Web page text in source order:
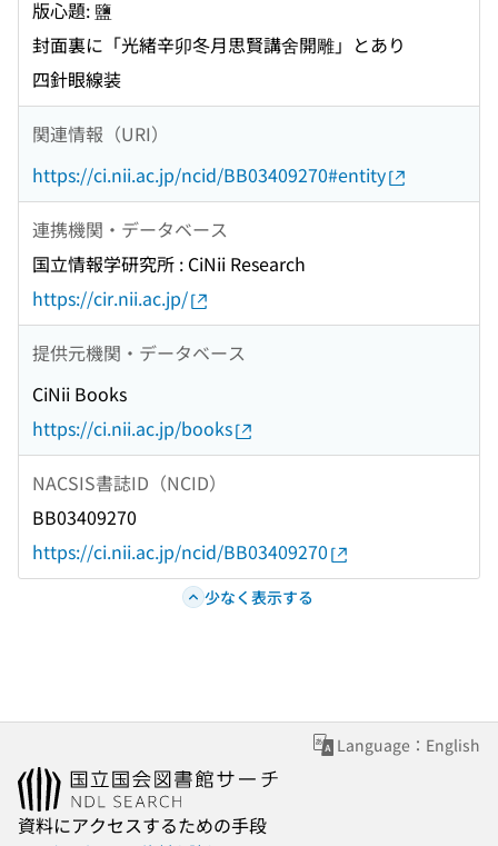
版心題: 鹽
封面裏に「光緒辛卯冬月思賢講舍開雕」とあり
四針眼線装
関連情報（URI）
https://ci.nii.ac.jp/ncid/BB03409270#entity
連携機関・データベース
国立情報学研究所 : CiNii Research
https://cir.nii.ac.jp/
提供元機関・データベース
CiNii Books
https://ci.nii.ac.jp/books
NACSIS書誌ID（NCID）
BB03409270
https://ci.nii.ac.jp/ncid/BB03409270
少なく表示する
Language：English
資料にアクセスするための手段